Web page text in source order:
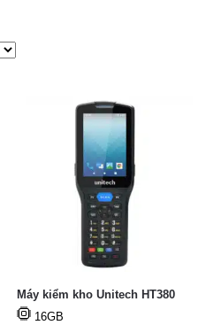
Máy kiểm kho Unitech HT380
16GB